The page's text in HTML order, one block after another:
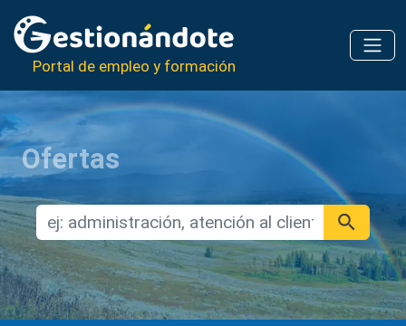
Portal de empleo y formación
Ofertas